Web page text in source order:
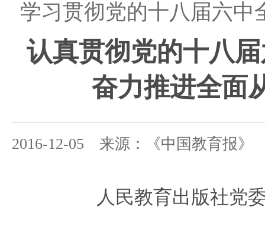
学习贯彻党的十八届六
认真贯彻党的十八
奋力推进全面
2016-12-05 来源：《中国教育报》
人民教育出版社党